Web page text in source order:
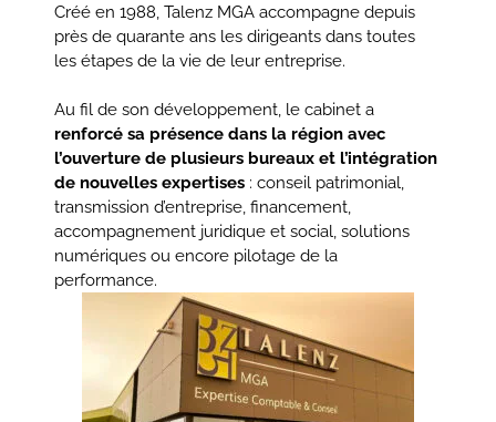
Créé en 1988, Talenz MGA accompagne depuis
près de quarante ans les dirigeants dans toutes
les étapes de la vie de leur entreprise.
Au fil de son développement, le cabinet a
renforcé sa présence dans la région avec
l’ouverture de plusieurs bureaux et l’intégration
de nouvelles expertises : conseil patrimonial,
transmission d’entreprise, financement,
accompagnement juridique et social, solutions
numériques ou encore pilotage de la
performance.